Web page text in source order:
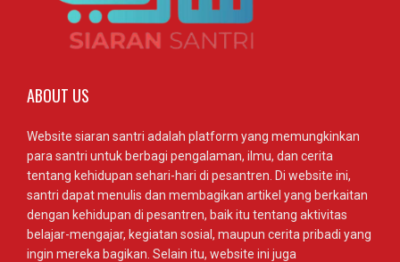
ABOUT US
Website siaran santri adalah platform yang memungkinkan
para santri untuk berbagi pengalaman, ilmu, dan cerita
tentang kehidupan sehari-hari di pesantren. Di website ini,
santri dapat menulis dan membagikan artikel yang berkaitan
dengan kehidupan di pesantren, baik itu tentang aktivitas
belajar-mengajar, kegiatan sosial, maupun cerita pribadi yang
ingin mereka bagikan. Selain itu, website ini juga